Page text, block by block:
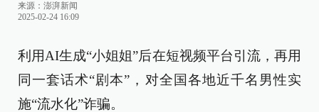
来源： 澎湃新闻
2025-02-24 16:09
利用AI生成“小姐姐”后在短视频平台引流，再用
同一套话术“剧本”，对全国各地近千名男性实
施“流水化”诈骗。